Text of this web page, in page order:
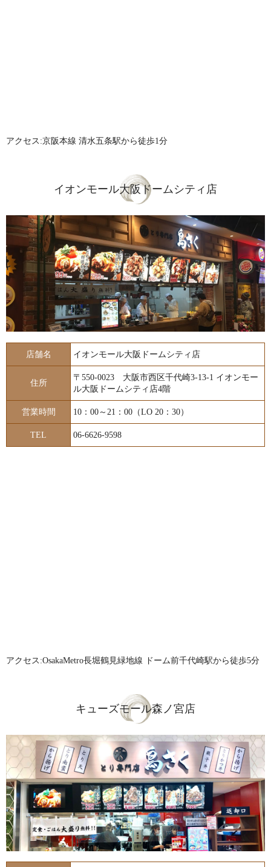
アクセス:京阪本線 清水五条駅から徒歩1分
イオンモール大阪ドームシティ店
店舗名 イオンモール大阪ドームシティ店
住所
〒550-0023 大阪市西区千代崎3-13-1 イオンモー
ル大阪ドームシティ店4階
営業時間 10：00～21：00（LO 20：30）
TEL 06-6626-9598
アクセス:OsakaMetro長堀鶴見緑地線 ドーム前千代崎駅から徒歩5分
キューズモール森ノ宮店